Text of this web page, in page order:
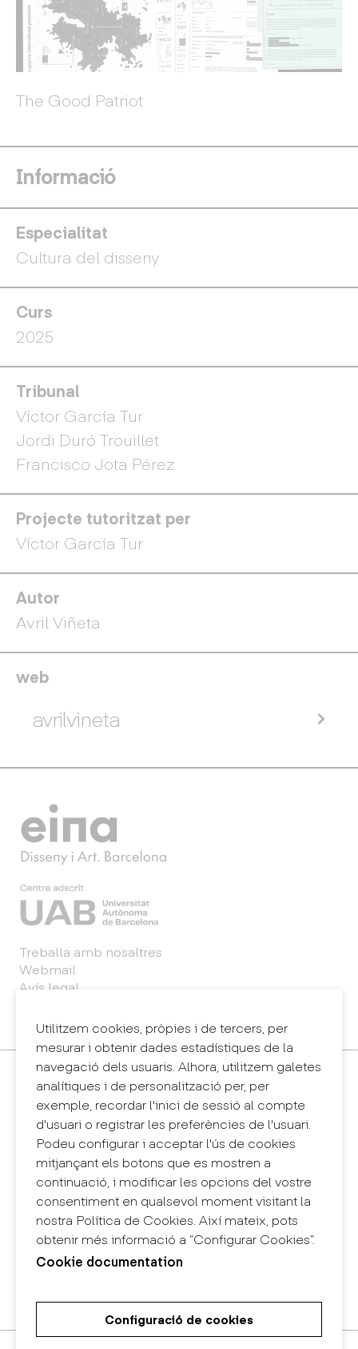
The Good Patriot
Informació
Especialitat
Cultura del disseny
Curs
2025
Tribunal
Víctor García Tur
Jordi Duró Trouillet
Francisco Jota Pérez
Projecte tutoritzat per
Víctor García Tur
Autor
Avril Viñeta
web
avrilvineta
Utilitzem cookies, pròpies i de tercers, per
mesurar i obtenir dades estadístiques de la
navegació dels usuaris. Alhora, utilitzem galetes
analítiques i de personalització per, per
exemple, recordar l'inici de sessió al compte
d'usuari o registrar les preferències de l'usuari.
Podeu configurar i acceptar l'ús de cookies
mitjançant els botons que es mostren a
continuació, i modificar les opcions del vostre
consentiment en qualsevol moment visitant la
nostra Política de Cookies. Així mateix, pots
obtenir més informació a “Configurar Cookies”.
Cookie documentation
Configuració de cookies
Treballa amb nosaltres
Webmail
Avís legal
Sintema intern d'informació (canal de denúncies)
Contacte
+34 932 030 923
info@eina.cat
Eina Sentmenat
Passeig Santa Eulàlia, 25
08017 Barcelona
+34 672 31 86 57
Eina Bosc
Carrer del Bosc, 2
+34 675 78 48 03